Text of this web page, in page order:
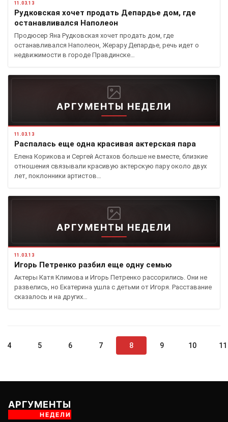
11.03.13
Рудковская хочет продать Депардье дом, где
останавливался Наполеон
Продюсер Яна Рудковская хочет продать дом, где
останавливался Наполеон, Жерару Депардье, речь идет о
недвижимости в городе Правдинске…
АРГУМЕНТЫ НЕДЕЛИ
11.03.13
Распалась еще одна красивая актерская пара
Елена Корикова и Сергей Астахов больше не вместе, близкие
отношения связывали красивую актерскую пару около двух
лет, поклонники артистов…
АРГУМЕНТЫ НЕДЕЛИ
11.03.13
Игорь Петренко разбил еще одну семью
Актеры Катя Климова и Игорь Петренко рассорились. Они не
развелись, но Екатерина ушла с детьми от Игоря. Расставание
сказалось и на других…
4 5 6 7 8 9 10 11
АРГУМЕНТЫ
НЕДЕЛИ